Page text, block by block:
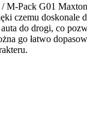
Pack G01
czemu
do drogi, co
go łatwo